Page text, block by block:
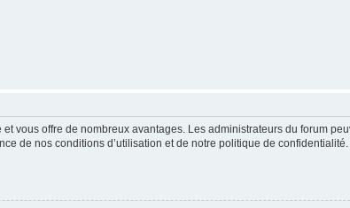
vous offre de nombreux avantages. Les administrateurs du forum
de nos conditions d’utilisation et de notre politique de